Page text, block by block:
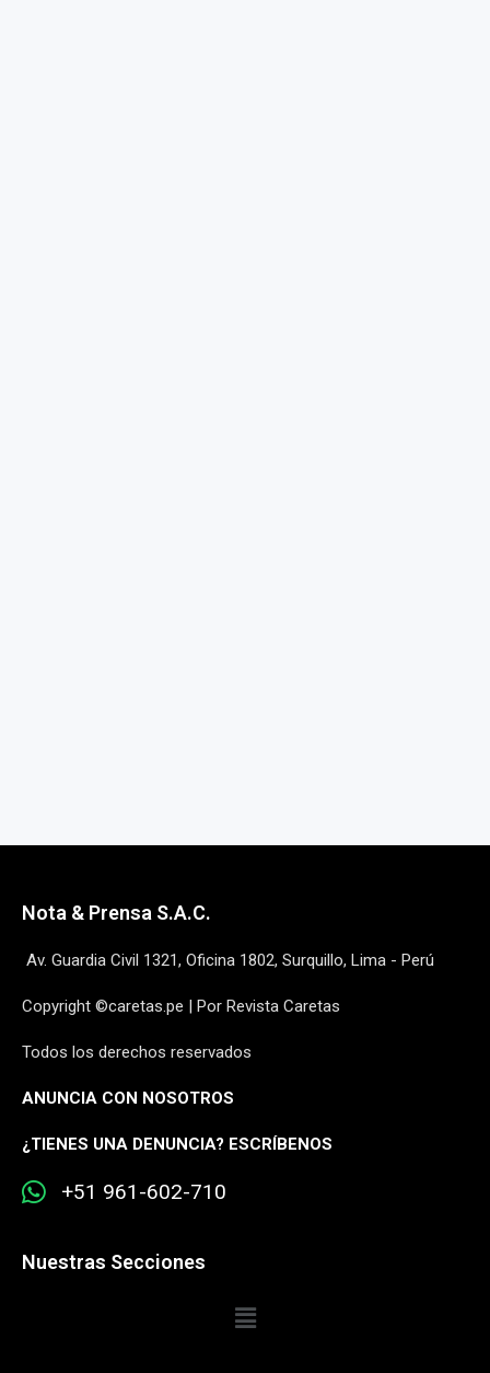
Nota & Prensa S.A.C.
Av. Guardia Civil 1321, Oficina 1802, Surquillo, Lima - Perú
Copyright ©caretas.pe | Por Revista Caretas
Todos los derechos reservados
ANUNCIA CON NOSOTROS
¿TIENES UNA DENUNCIA? ESCRÍBENOS
+51 961-602-710
Nuestras Secciones